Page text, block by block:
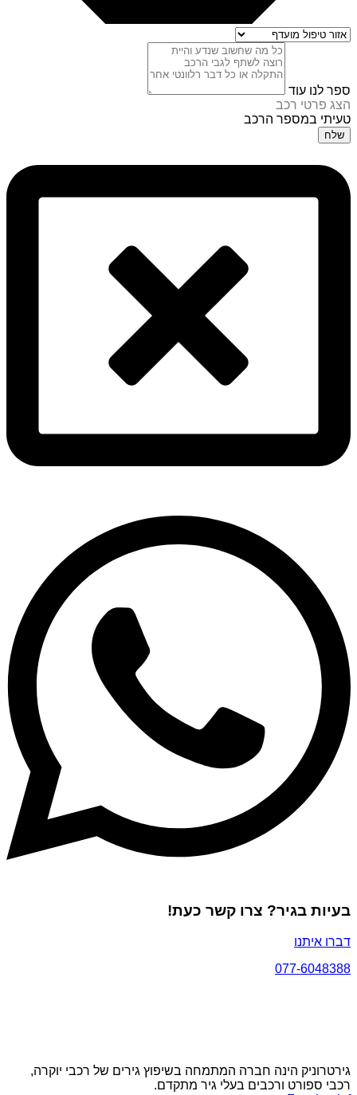
ספר לנו עוד
הצג פרטי רכב
טעיתי במספר הרכב
שלח
בעיות בגיר? צרו קשר כעת!
דברו איתנו
077-6048388
גירטרוניק הינה חברה המתמחה בשיפוץ גירים של רכבי יוקרה,
רכבי ספורט ורכבים בעלי גיר מתקדם.